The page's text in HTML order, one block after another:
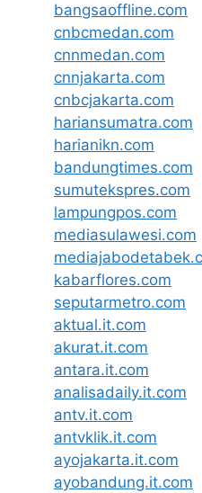
bangsaoffline.com
cnbcmedan.com
cnnmedan.com
cnnjakarta.com
cnbcjakarta.com
hariansumatra.com
harianikn.com
bandungtimes.com
sumutekspres.com
lampungpos.com
mediasulawesi.com
kabarflores.com
seputarmetro.com
aktual.it.com
akurat.it.com
antara.it.com
analisadaily.it.com
antv.it.com
antvklik.it.com
ayojakarta.it.com
ayobandung.it.com